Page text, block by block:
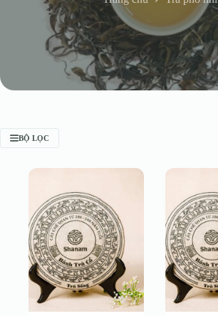
BỘ LỌC